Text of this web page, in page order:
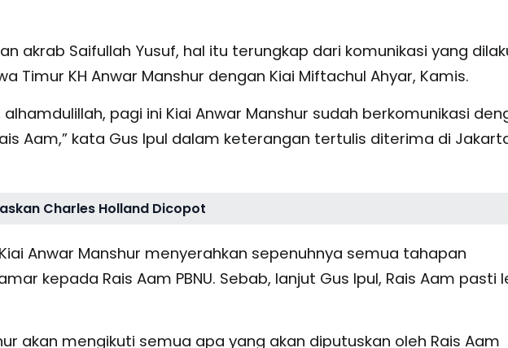
akrab Saifullah Yusuf, hal itu terungkap dari komunikasi yang
Timur KH Anwar Manshur dengan Kiai Miftachul Ahyar, Kamis.
pagi ini Kiai Anwar Manshur sudah berkomunikasi
Aam,” kata Gus Ipul dalam keterangan tertulis diterima di
Charles Holland Dicopot
Anwar Manshur menyerahkan sepenuhnya semua tahapan
kepada Rais Aam PBNU. Sebab, lanjut Gus Ipul, Rais Aam pasti
akan mengikuti semua apa yang akan diputuskan oleh Rais Aam